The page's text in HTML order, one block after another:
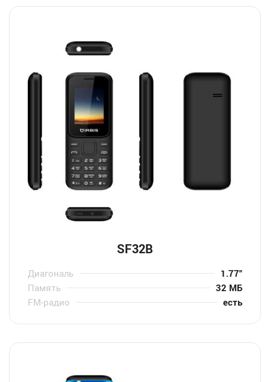
SF32B
Диагональ
1.77″
Память
32 МБ
FM-радио
есть